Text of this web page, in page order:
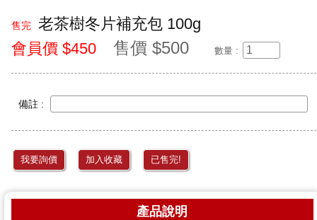
售完
老茶樹冬片補充包 100g
會員價 $450 售價 $500 數量 :
備註 :
我要詢價 加入收藏 已售完!
產品說明